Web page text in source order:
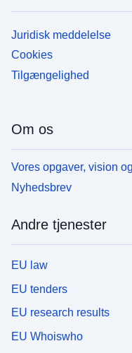
Juridisk meddelelse
Cookies
Tilgængelighed
Om os
Vores opgaver, vision
Nyhedsbrev
Andre tjenester
EU law
EU tenders
EU research results
EU Whoiswho